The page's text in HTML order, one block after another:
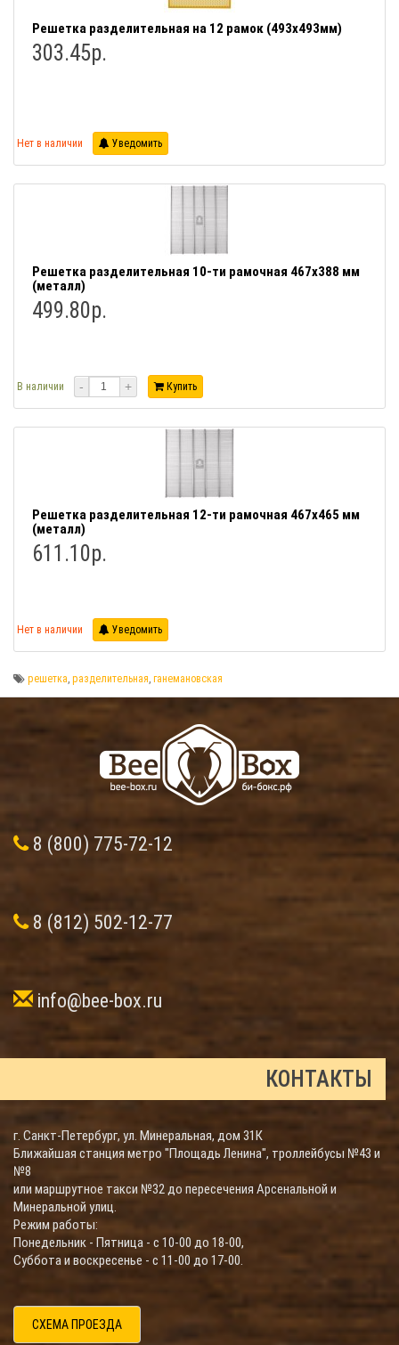
Решетка разделительная на 12 рамок (493х493мм)
303.45р.
Нет в наличии Уведомить
Решетка разделительная 10-ти рамочная 467x388 мм
(металл)
499.80р.
В наличии - + Купить
Решетка разделительная 12-ти рамочная 467x465 мм
(металл)
611.10р.
Нет в наличии Уведомить
решетка, разделительная, ганемановская
8 (800) 775-72-12
8 (812) 502-12-77
info@bee-box.ru
КОНТАКТЫ
г. Санкт-Петербург, ул. Минеральная, дом 31К
Ближайшая станция метро "Площадь Ленина", троллейбусы №43 и
№8
или маршрутное такси №32 до пересечения Арсенальной и
Минеральной улиц.
Режим работы:
Понедельник - Пятница - с 10-00 до 18-00,
Суббота и воскресенье - с 11-00 до 17-00.
СХЕМА ПРОЕЗДА